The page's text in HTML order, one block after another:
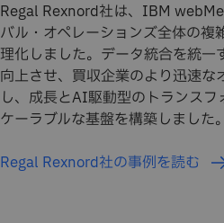
Regal Rexnord社は、IBM
バル・オペレーションズ全体の複
理化しました。データ統合を統一
向上させ、買収企業のより迅速な
し、成長とAI駆動型のトランス
ケーラブルな基盤を構築しました。
Regal Rexnord社の事例を読む